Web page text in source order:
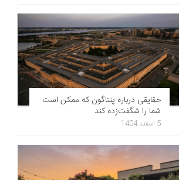
حقایقی درباره پنتاگون که ممکن است
شما را شگفت‌زده کند
5 اسفند 1404